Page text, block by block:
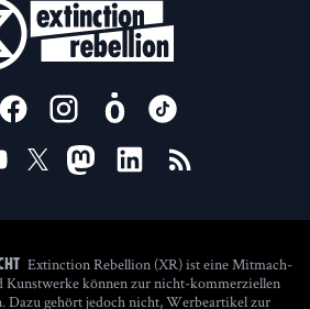
US ON
Extinction Rebellion (XR) ist eine Mitmach-
Kunstwerke können zur nicht-kommerziellen
Dazu gehört jedoch nicht, Werbeartikel zur